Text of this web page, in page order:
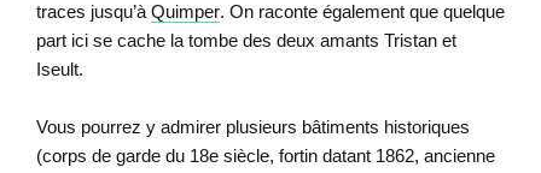
traces jusqu’à Quimper. On raconte également que quelque
part ici se cache la tombe des deux amants Tristan et
Iseult.
Vous pourrez y admirer plusieurs bâtiments historiques
(corps de garde du 18e siècle, fortin datant 1862, ancienne